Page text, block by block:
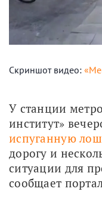
Скриншот видео:
У станции
институт»
испуганную
дорогу и
ситуации для
сообщает